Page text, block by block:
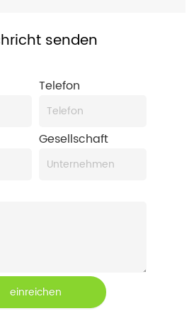
senden
Telefon
Gesellschaft
einreichen